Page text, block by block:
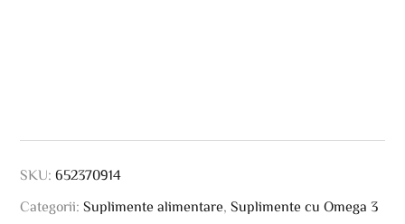
SKU:652370914
Categorii:Suplimente alimentare ,Suplimente cu Omega 3